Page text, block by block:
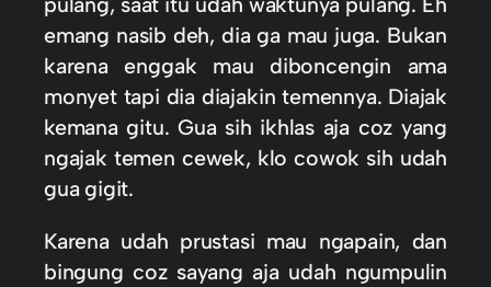
emang nasib deh, dia ga mau juga. Bukan
karena enggak mau diboncengin ama
monyet tapi dia diajakin temennya. Diajak
kemana gitu. Gua sih ikhlas aja coz yang
ngajak temen cewek, klo cowok sih udah
gua gigit.
Karena udah prustasi mau ngapain, dan
bingung coz sayang aja udah ngumpulin